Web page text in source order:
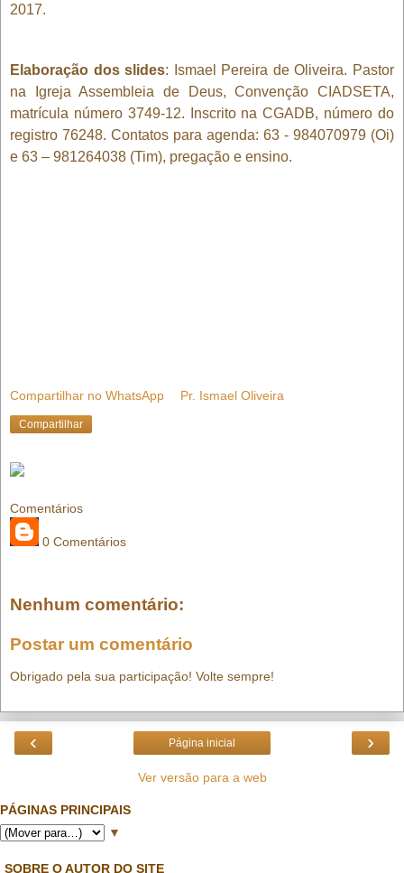
2017.
Elaboração dos slides: Ismael Pereira de Oliveira. Pastor
na Igreja Assembleia de Deus, Convenção CIADSETA,
matrícula número 3749-12. Inscrito na CGADB, número do
registro 76248. Contatos para agenda: 63 - 984070979 (Oi)
e 63 – 981264038 (Tim), pregação e ensino.
Compartilhar no WhatsApp Pr. Ismael Oliveira
Compartilhar
Comentários
0 Comentários
Nenhum comentário:
Postar um comentário
Obrigado pela sua participação! Volte sempre!
‹ ›
Página inicial
Ver versão para a web
PÁGINAS PRINCIPAIS
▼
SOBRE O AUTOR DO SITE